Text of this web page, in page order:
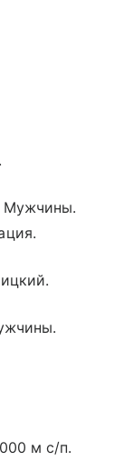
Мужчины.
м с/п.